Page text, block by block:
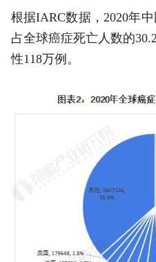
根据IARC数据，2020年
占全球癌症死亡人数的
性118万例。